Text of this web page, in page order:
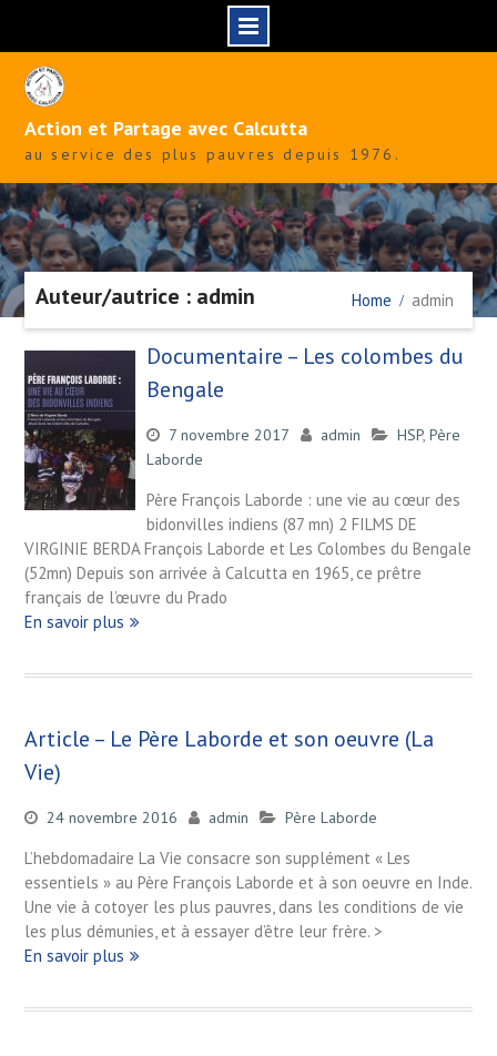
content
Action et Partage avec Calcutta
au service des plus pauvres depuis 1976.
Auteur/autrice : admin Home admin
Documentaire – Les colombes du
Bengale
7 novembre 2017 admin HSP, Père
Laborde
Père François Laborde : une vie au cœur des
bidonvilles indiens (87 mn) 2 FILMS DE
VIRGINIE BERDA François Laborde et Les Colombes du Bengale
(52mn) Depuis son arrivée à Calcutta en 1965, ce prêtre
français de l’œuvre du Prado
En savoir plus
Article – Le Père Laborde et son oeuvre (La
Vie)
24 novembre 2016 admin Père Laborde
L’hebdomadaire La Vie consacre son supplément « Les
essentiels » au Père François Laborde et à son oeuvre en Inde.
Une vie à cotoyer les plus pauvres, dans les conditions de vie
les plus démunies, et à essayer d’être leur frère. >
En savoir plus